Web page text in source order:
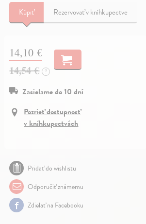
Kúpiť Rezervovať v kníhkupectve
14,10 €
14,54 € ?
Zasielame do 10 dní
Pozrieť dostupnosť
v kníhkupectvách
Pridať do wishlistu
Odporučiť známemu
Zdielať na Facebooku